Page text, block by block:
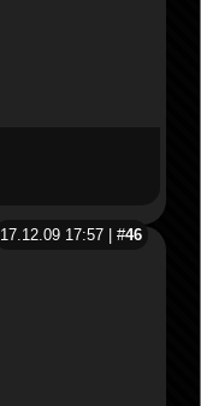
17.12.09 17:57 | #46